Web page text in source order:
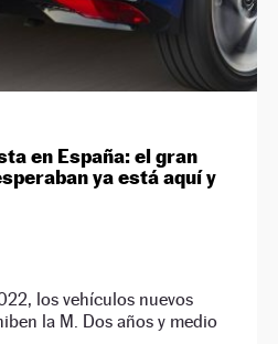
en España: el gran
ya está aquí y
los vehículos nuevos
la M. Dos años y medio